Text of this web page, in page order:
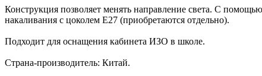
Конструкция позволяет менять направление света. С
накаливания с цоколем Е27 (приобретаются отдельно).
Подходит для оснащения кабинета ИЗО в школе.
Страна-производитель: Китай.